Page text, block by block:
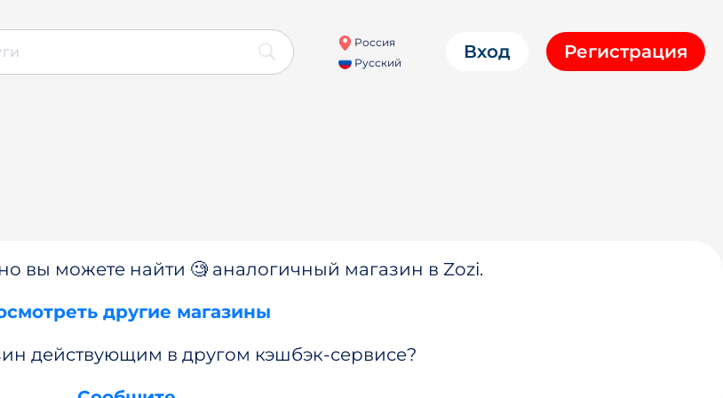
Россия
Русский
Вход Регистрация
вы можете найти 🧐 аналогичный магазин в Zozi.
другие магазины
действующим в другом кэшбэк-сервисе?